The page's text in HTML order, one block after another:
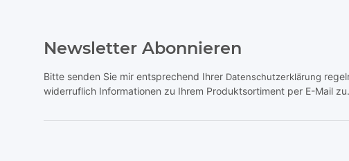
Newsletter Abonnieren
Bitte senden Sie mir entsprechend Ihrer Datenschutzerklärung
widerruflich Informationen zu Ihrem Produktsortiment per E-Mail zu.